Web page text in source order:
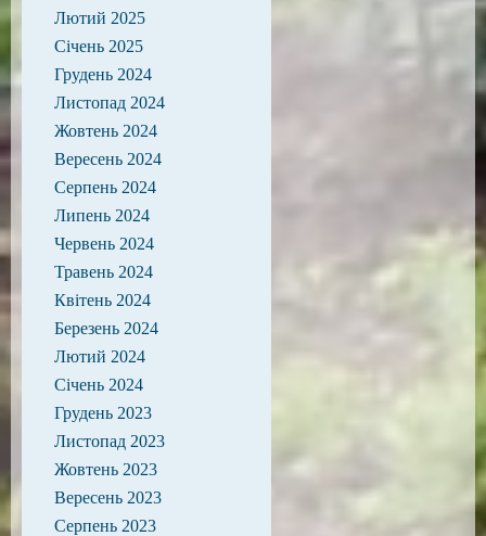
Лютий 2025
Січень 2025
Грудень 2024
Листопад 2024
Жовтень 2024
Вересень 2024
Серпень 2024
Липень 2024
Червень 2024
Травень 2024
Квітень 2024
Березень 2024
Лютий 2024
Січень 2024
Грудень 2023
Листопад 2023
Жовтень 2023
Вересень 2023
Серпень 2023